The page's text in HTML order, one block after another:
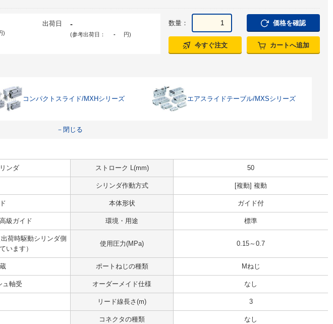
)
出荷日 -
(参考出荷日： - 円)
数量： 価格を確認
今すぐ注文 カートへ追加
コンパクトスライド/MXHシリーズ エアスライドテーブル/MXSシリーズ
－閉じる
ンダ ストローク L(mm) 50
シリンダ作動方式 [複動] 複動
本体形状 ガイド付
級ガイド 環境・用途 標準
荷時駆動シリンダ側
います）
使用圧力(MPa) 0.15～0.7
ポートねじの種類 Mねじ
ュ軸受 オーダーメイド仕様 なし
リード線長さ(m) 3
コネクタの種類 なし